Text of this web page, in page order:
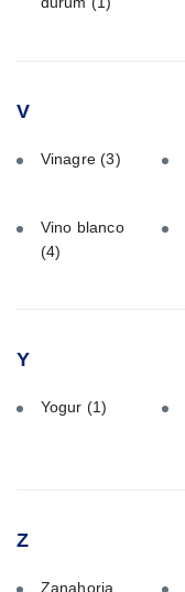
V
Vinagre(3)
Vino blanco
(4)
Y
Yogur (1)
Z
Zanahoria